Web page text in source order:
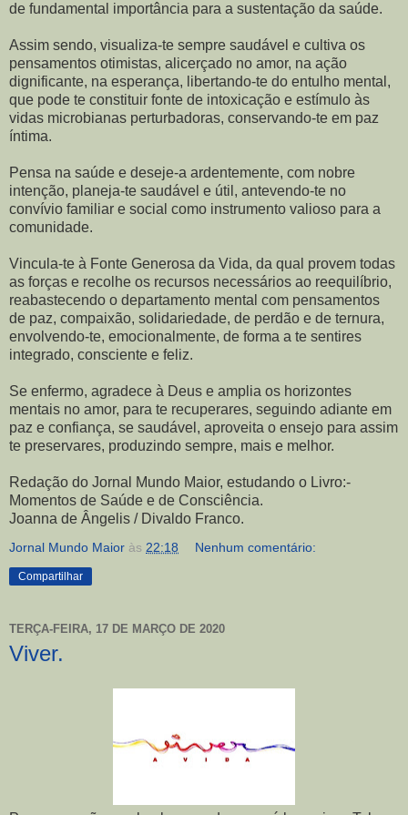
de fundamental importância para a sustentação da saúde.
Assim sendo, visualiza-te sempre saudável e cultiva os
pensamentos otimistas, alicerçado no amor, na ação
dignificante, na esperança, libertando-te do entulho mental,
que pode te constituir fonte de intoxicação e estímulo às
vidas microbianas perturbadoras, conservando-te em paz
íntima.
Pensa na saúde e deseje-a ardentemente, com nobre
intenção, planeja-te saudável e útil, antevendo-te no
convívio familiar e social como instrumento valioso para a
comunidade.
Vincula-te à Fonte Generosa da Vida, da qual provem todas
as forças e recolhe os recursos necessários ao reequilíbrio,
reabastecendo o departamento mental com pensamentos
de paz, compaixão, solidariedade, de perdão e de ternura,
envolvendo-te, emocionalmente, de forma a te sentires
integrado, consciente e feliz.
Se enfermo, agradece à Deus e amplia os horizontes
mentais no amor, para te recuperares, seguindo adiante em
paz e confiança, se saudável, aproveita o ensejo para assim
te preservares, produzindo sempre, mais e melhor.
Redação do Jornal Mundo Maior, estudando o Livro:-
Momentos de Saúde e de Consciência.
Joanna de Ângelis / Divaldo Franco.
Jornal Mundo Maior às 22:18 Nenhum comentário:
Compartilhar
TERÇA-FEIRA, 17 DE MARÇO DE 2020
Viver.